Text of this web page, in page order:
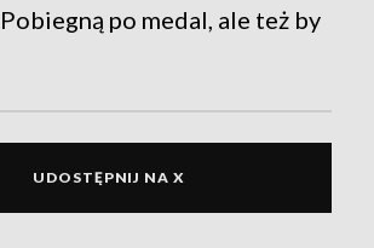
po medal, ale też by
UDOSTĘPNIJ NA X